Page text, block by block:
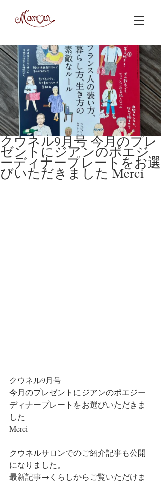
クウネル9月号 今月のプレ
ゼントにジアンのポエジ
ーディナープレートをお選
びいただきました Merci
クウネル9月号
今月のプレゼントにジアンのポエジー
ディナープレートをお選びいただきま
した
Merci
クウネルサロンでのご紹介記事も公開
になりました。
最新記事→くらしからご覧いただけま